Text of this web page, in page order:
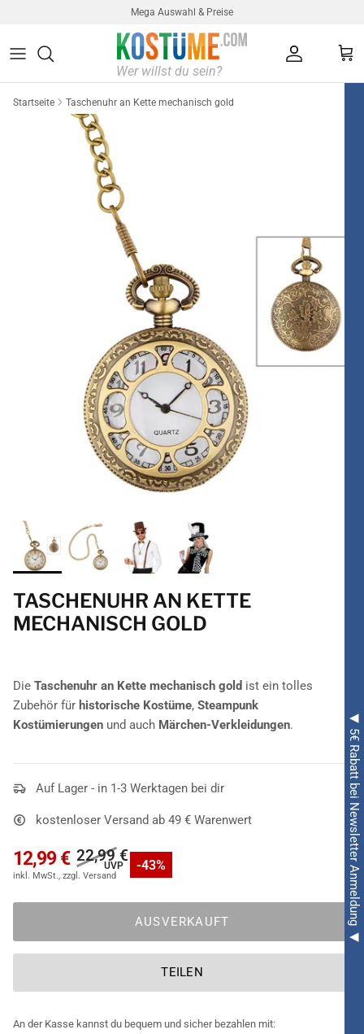
Mega Auswahl & Preise
◀ 5€ Rabatt bei Newsletter Anmeldung ◀
Startseite Taschenuhr an Kette mechanisch gold
TASCHENUHR AN KETTE
MECHANISCH GOLD
Die Taschenuhr an Kette mechanisch gold ist ein tolles
Zubehör für historische Kostüme, Steampunk
Kostümierungen und auch Märchen-Verkleidungen.
Auf Lager - in 1-3 Werktagen bei dir
kostenloser Versand ab 49 € Warenwert
12,99 € 22,99 € -43%
AUSVERKAUFT
TEILEN
An der Kasse kannst du bequem und sicher bezahlen mit: